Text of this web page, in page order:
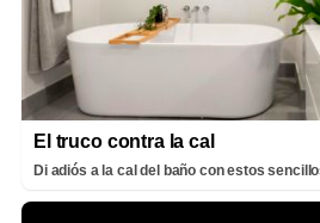
El truco contra la cal
Di adiós a la cal del baño con estos